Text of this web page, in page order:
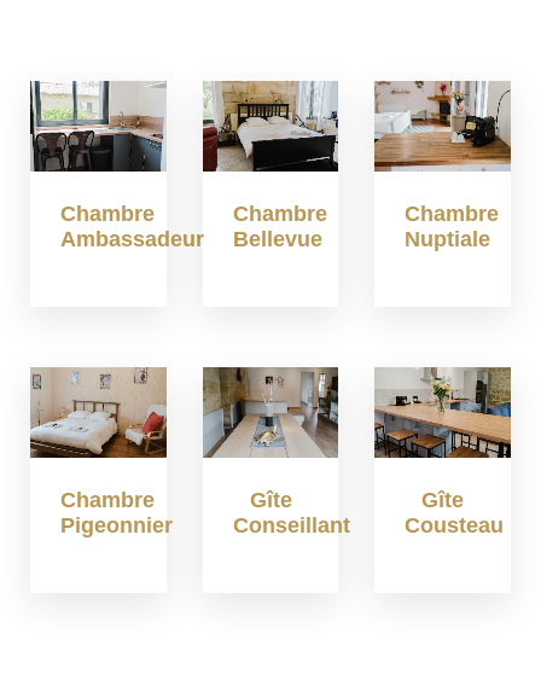
Chambre
Ambassadeur
Chambre
Bellevue
Chambre
Nuptiale
Chambre
Pigeonnier
Gîte
Conseillant
Gîte
Cousteau